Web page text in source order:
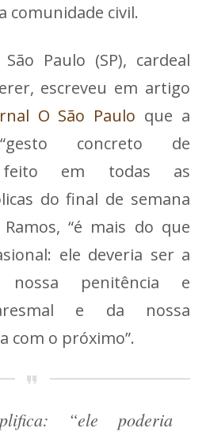
comunidade civil.
Paulo (SP), cardeal
escreveu em artigo
O São Paulo que a
concreto de
feito em todas as
do final de semana
“é mais do que
ele deveria ser a
nossa penitência e
e da nossa
com o próximo”.
“ele poderia